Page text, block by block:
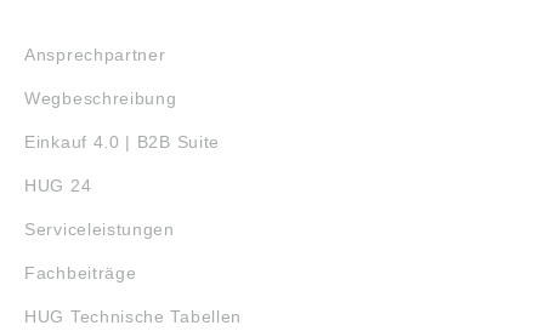
Ansprechpartner
Wegbeschreibung
Einkauf 4.0 | B2B Suite
HUG 24
Serviceleistungen
Fachbeiträge
HUG Technische Tabellen